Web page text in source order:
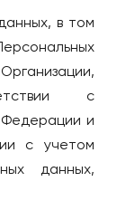
в том
с
Федерации и
с учетом
данных,